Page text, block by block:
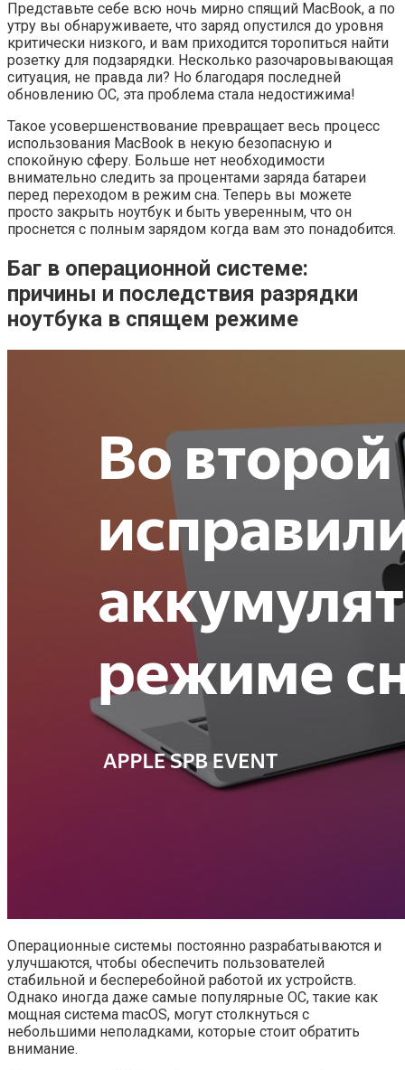
Представьте себе всю ночь мирно спящий MacBook, а по
утру вы обнаруживаете, что заряд опустился до уровня
критически низкого, и вам приходится торопиться найти
розетку для подзарядки. Несколько разочаровывающая
ситуация, не правда ли? Но благодаря последней
обновлению ОС, эта проблема стала недостижима!
Такое усовершенствование превращает весь процесс
использования MacBook в некую безопасную и
спокойную сферу. Больше нет необходимости
внимательно следить за процентами заряда батареи
перед переходом в режим сна. Теперь вы можете
просто закрыть ноутбук и быть уверенным, что он
проснется с полным зарядом когда вам это понадобится.
Баг в операционной системе:
причины и последствия разрядки
ноутбука в спящем режиме
Операционные системы постоянно разрабатываются и
улучшаются, чтобы обеспечить пользователей
стабильной и бесперебойной работой их устройств.
Однако иногда даже самые популярные ОС, такие как
мощная система macOS, могут столкнуться с
небольшими неполадками, которые стоит обратить
внимание.